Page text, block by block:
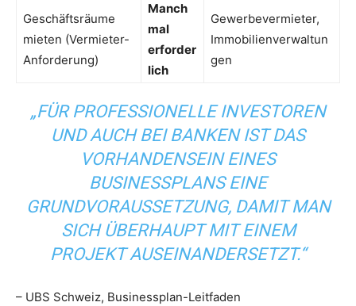
Geschäftsräume
mieten (Vermieter-
Anforderung)
Manch
mal
erforder
lich
Gewerbevermieter,
Immobilienverwaltun
gen
„FÜR PROFESSIONELLE INVESTOREN
UND AUCH BEI BANKEN IST DAS
VORHANDENSEIN EINES
BUSINESSPLANS EINE
GRUNDVORAUSSETZUNG, DAMIT MAN
SICH ÜBERHAUPT MIT EINEM
PROJEKT AUSEINANDERSETZT.“
– UBS Schweiz, Businessplan-Leitfaden